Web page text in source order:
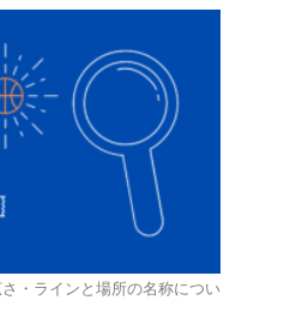
・ラインと場所の名称につい